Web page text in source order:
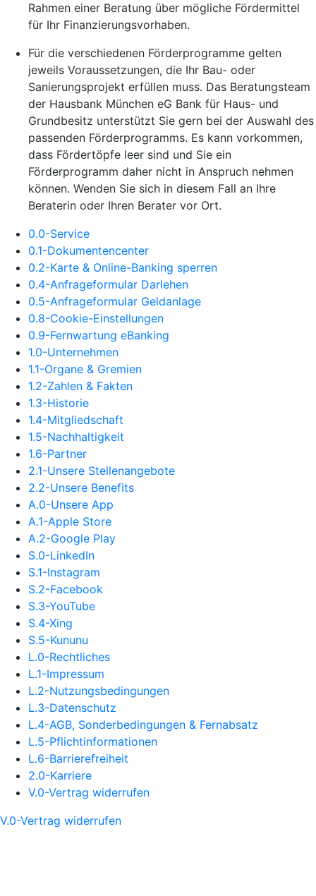
Rahmen einer Beratung über mögliche Fördermittel
für Ihr Finanzierungsvorhaben.
Für die verschiedenen Förderprogramme gelten
jeweils Voraussetzungen, die Ihr Bau- oder
Sanierungsprojekt erfüllen muss. Das Beratungsteam
der Hausbank München eG Bank für Haus- und
Grundbesitz unterstützt Sie gern bei der Auswahl des
passenden Förderprogramms. Es kann vorkommen,
dass Fördertöpfe leer sind und Sie ein
Förderprogramm daher nicht in Anspruch nehmen
können. Wenden Sie sich in diesem Fall an Ihre
Beraterin oder Ihren Berater vor Ort.
0.0-Service
0.1-Dokumentencenter
0.2-Karte & Online-Banking sperren
0.4-Anfrageformular Darlehen
0.5-Anfrageformular Geldanlage
0.8-Cookie-Einstellungen
0.9-Fernwartung eBanking
1.0-Unternehmen
1.1-Organe & Gremien
1.2-Zahlen & Fakten
1.3-Historie
1.4-Mitgliedschaft
1.5-Nachhaltigkeit
1.6-Partner
2.1-Unsere Stellenangebote
2.2-Unsere Benefits
A.0-Unsere App
A.1-Apple Store
A.2-Google Play
S.0-LinkedIn
S.1-Instagram
S.2-Facebook
S.3-YouTube
S.4-Xing
S.5-Kununu
L.0-Rechtliches
L.1-Impressum
L.2-Nutzungsbedingungen
L.3-Datenschutz
L.4-AGB, Sonderbedingungen & Fernabsatz
L.5-Pflichtinformationen
L.6-Barrierefreiheit
2.0-Karriere
V.0-Vertrag widerrufen
V.0-Vertrag widerrufen